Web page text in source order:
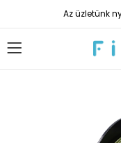
Az üzletünk